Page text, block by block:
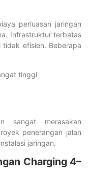
perluasan jaringan
Infrastruktur terbatas
tidak efisien. Beberapa
tinggi
sangat merasakan
penerangan jalan
jaringan.
Charging 4–